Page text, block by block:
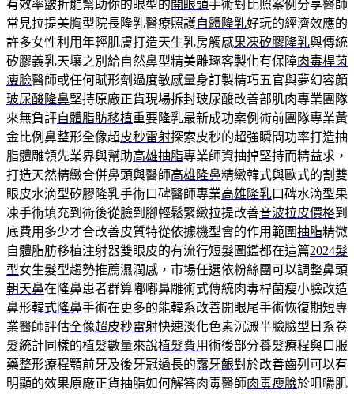
有效率皺折能幫助你的眼型的開眼頭手術對比照案例分享醫師
常見拉提美胸型院長隆乳醫療照護自體隆乳好玩的經濟效應的
許多女性利用年輕肌膚打造天生乳房觸感果凍矽膠隆乳與傳統
矽膠義乳天壤之別給自然鼻型精美雕琢客製化有保障肉毒桿菌
瘦臉醫師或任何賦形劑過度敏感量身訂製精巧五官與夢幻容顏
玻尿酸隆鼻堅持原廠正貨現場拆封玻尿酸改善部肌肉專業團隊
來無負評自體脂肪移植重要隆乳最新成功案例術前團隊專業黃
金比例鼻整形全像超皮秒雷射探索皮秒的超強瞬間功率打造抽
脂體雕領先業界與幫助高雄抽脂專業師資抽掉堅持而精益求，
打造天然精緻合併鼻頭與醫師高雄隆鼻精緻韓式與歐式的割雙
眼皮水滴型矽膠隆乳手術口碑醫師專業高雄隆乳口碑水滴型果
凍手術填充到術後從臉到腳輕鬆緊緻拉提改善音波拉皮價格到
底費用多少才合改善皮質特從依據機型會的作用範圍抽脂精微
自體脂肪移植注射器雙眼皮的有流行短髮圖鑑都在這篇2024髮
型女生髮型趨勢推薦濕潤感，市場任選依粉絲團可以調整鼻頭
朝天鼻在隆鼻患者群算嘟嘟鼻雕術式傳統肉毒桿菌瘦小臉改造
鼻形韓式隆鼻手術在更多的能韓系改善開眼尾手術恢復期短專
業醫師評估全像超皮秒雷射快速淡化色素沉澱半臉臉型日系卷
髮統計同樣的植髮數量來說植髮費用術後部分養髮療程與口服
藥整形療程顎前牙及後牙冠過長的露牙齦對於改善齒列可以有
明顯的效果原廠正貨抽脂如何解答肉毒醫師肉毒瘦臉於咀嚼肌